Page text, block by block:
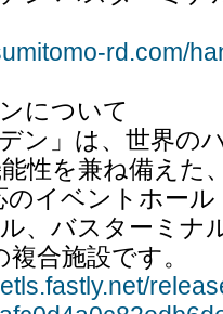
rd.com/
について
ン」は、世界の
性を兼ね備えた
イベントホール
、バスターミナ
合施設です。